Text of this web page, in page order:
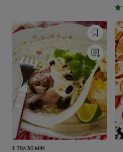
1 TIM 30 MIN